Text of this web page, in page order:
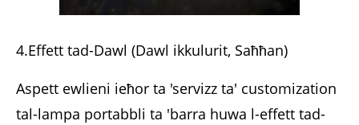
4.Effett tad-Dawl (Dawl ikkulurit, Saħħan)
Aspett ewlieni ieħor ta 'servizz ta' customization
tal-lampa portabbli ta 'barra huwa l-effett tad-